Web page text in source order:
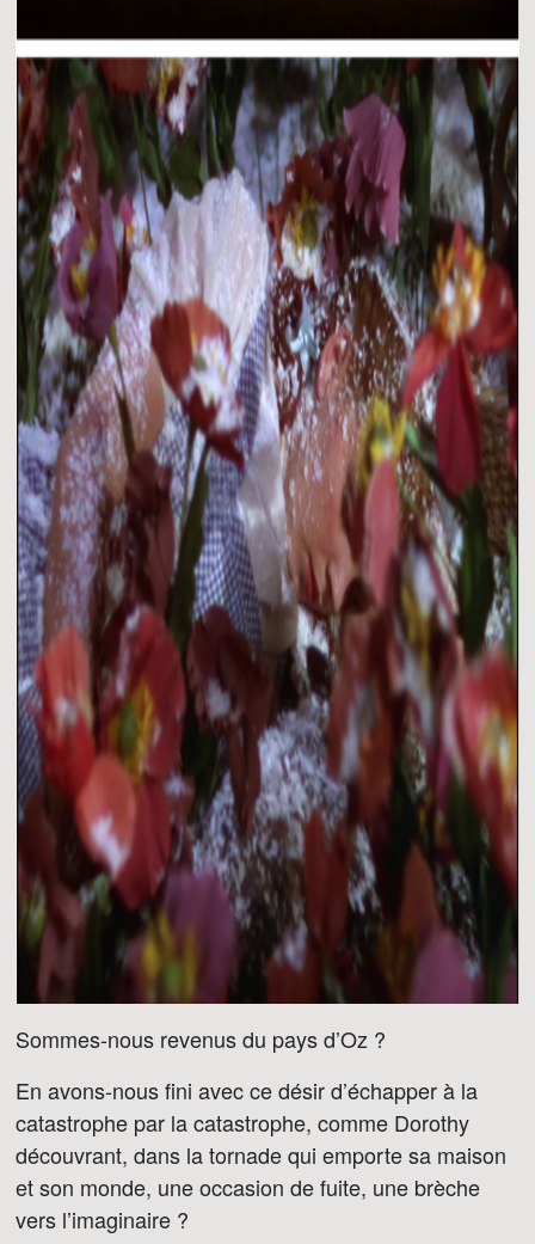
Sommes-nous revenus du pays d’Oz ?
En avons-nous fini avec ce désir d’échapper à la
catastrophe par la catastrophe, comme Dorothy
découvrant, dans la tornade qui emporte sa maison
et son monde, une occasion de fuite, une brèche
vers l’imaginaire ?